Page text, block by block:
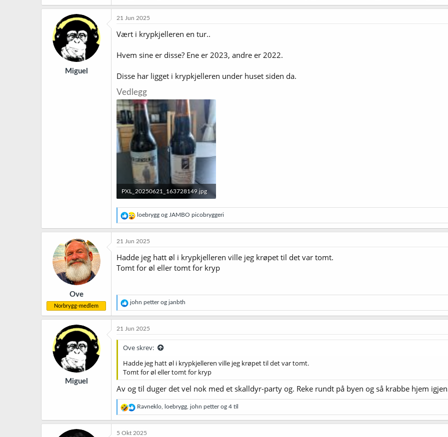
Miguel
21 Jun 2025
Vært i krypkjelleren en tur..
Hvem sine er disse? Ene er 2023, andre er 2022.
Disse har ligget i krypkjelleren under huset siden da.
Vedlegg
PXL_20250621_163728149.jpg
3,2 MB · Sett: 50
R
e
a
k
n
:
loebrygg og JAMBO picobryggeri
Ove
Norbrygg-medlem
21 Jun 2025
Hadde jeg hatt øl i krypkjelleren ville jeg krøpet til det var tomt.
Tomt for øl eller tomt for kryp
R
e
a
j
o
e
r
john petterog janbth
Miguel
21 Jun 2025
Ove skrev:
Hadde jeg hatt øl i krypkjelleren ville jeg krøpet til det var tomt.
Tomt for øl eller tomt for kryp
Av og til duger det vel nok med et skalldyr-party og. Reke rundt på byen og så krabbe hjem
R
e
a
k
Ravneklo loebrygg john petterog 4 til
5 Okt 2025